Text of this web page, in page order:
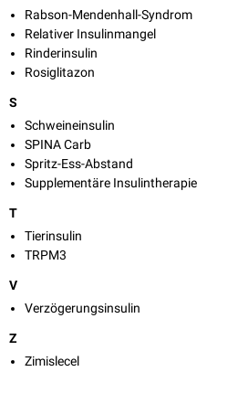
Rabson-Mendenhall-Syndrom
Relativer Insulinmangel
Rinderinsulin
Rosiglitazon
S
Schweineinsulin
SPINA Carb
Spritz-Ess-Abstand
Supplementäre Insulintherapie
T
Tierinsulin
TRPM3
V
Verzögerungsinsulin
Z
Zimislecel